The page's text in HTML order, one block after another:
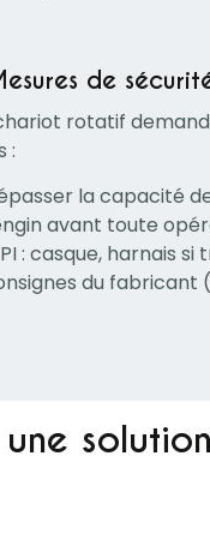
de
chariot rotatif
:
la capacité
avant toute
: casque, harnais
du fabricant